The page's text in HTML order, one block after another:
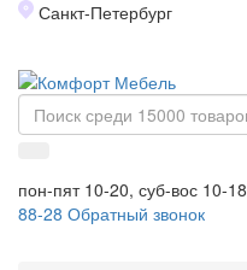
Санкт-Петербург
пон-пят 10-20, суб-вос 10-18
88-28 Обратный звонок